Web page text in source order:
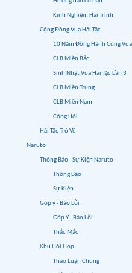
Kinh Nghiệm Hải Trình
Cộng Đồng Vua Hải Tặc
10 Năm Đồng Hành Cùng Vua
CLB Miền Bắc
Sinh Nhật Vua Hải Tặc Lần 3
CLB Miền Trung
CLB Miền Nam
Công Hội
Hải Tặc Trở Về
Naruto
Thông Báo - Sự Kiện Naruto
Thông Báo
Sự Kiện
Góp ý - Báo Lỗi
Góp Ý - Báo Lỗi
Thắc Mắc
Khu Hội Họp
Thảo Luận Chung